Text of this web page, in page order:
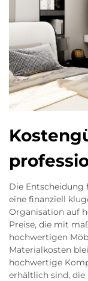
Die Entscheidung
eine finanziell
Organisation auf
Preise, die mit
hochwertigen
Materialkosten
hochwertige
erhältlich sind,